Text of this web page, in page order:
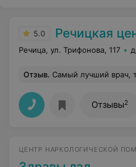
5.0 Речицкая
Речица, ул. Трифонова, 117
Отзыв. Самый лучший врач,
Отзывы2
ЦЕНТР НАРКОЛОГИЧЕСКОЙ